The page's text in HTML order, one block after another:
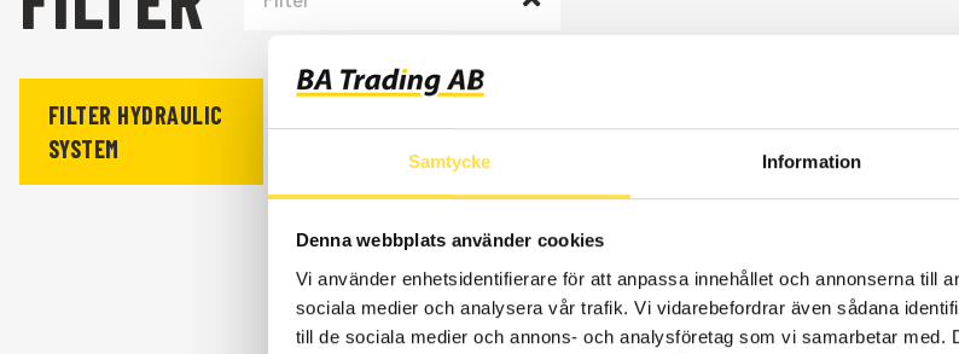
Samtycke Information
Denna webbplats använder cookies
Vi använder enhetsidentifierare för att anpassa innehållet och annonserna till
sociala medier och analysera vår trafik. Vi vidarebefordrar även sådana
till de sociala medier och annons- och analysföretag som vi samarbetar med.
FILTER HYDRAULIC
SYSTEM